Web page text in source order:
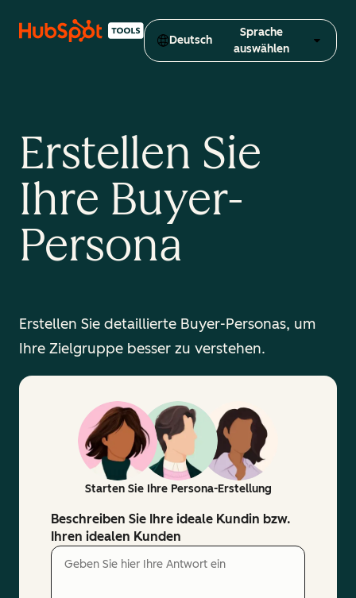
Deutsch
Sprache
auswählen
Erstellen Sie
Ihre Buyer-
Persona
Erstellen Sie detaillierte Buyer-Personas, um
Ihre Zielgruppe besser zu verstehen.
Starten Sie Ihre Persona-Erstellung
Beschreiben Sie Ihre ideale Kundin bzw.
Ihren idealen Kunden